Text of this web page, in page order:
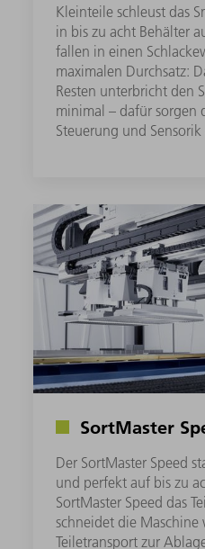
Kleinteile schleust das
in bis zu acht Behälter
fallen in einen
maximalen Durchsatz:
Resten unterbricht den
minimal – dafür sorgen
Steuerung und Sensorik
SortMaster
Der SortMaster Speed
und perfekt auf bis zu
SortMaster Speed das
schneidet die Maschine
Teiletransport zur